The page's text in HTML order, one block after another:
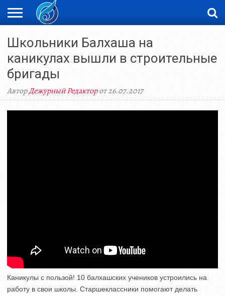
НОВОСТИ
ВИДЕО
ФОТОРЕПОРТАЖИ
ОРКЕН
Школьники Балхаша на
каникулах вышли в строительные
бригады
АвторДежурный Редакторот 26.07.2017
Каникулы с пользой! 10 балхашских учеников устроились на
работу в свои школы. Старшеклассники помогают делать